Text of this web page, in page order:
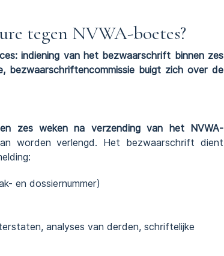
tegen NVWA-boetes?
indiening van het bezwaarschrift binnen zes
bezwaarschriftencommissie buigt zich over de
zes weken na verzending van het NVWA-
worden verlengd. Het bezwaarschrift dient
en dossiernummer)
analyses van derden, schriftelijke